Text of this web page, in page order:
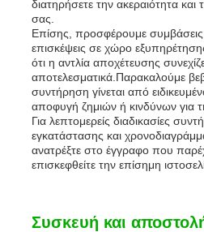
διατηρήσετε την ακεραιότητα και
σας.
Επίσης, προσφέρουμε
επισκέψεις σε χώρο
ότι η αντλία αποχέτευσης
αποτελεσματικά.Παρακαλούμε
συντήρηση γίνεται από
αποφυγή ζημιών ή κινδύνων για
Για λεπτομερείς διαδικασίες
εγκατάστασης και
ανατρέξτε στο έγγραφο που
επισκεφθείτε την επίσημη
Συσκευή και